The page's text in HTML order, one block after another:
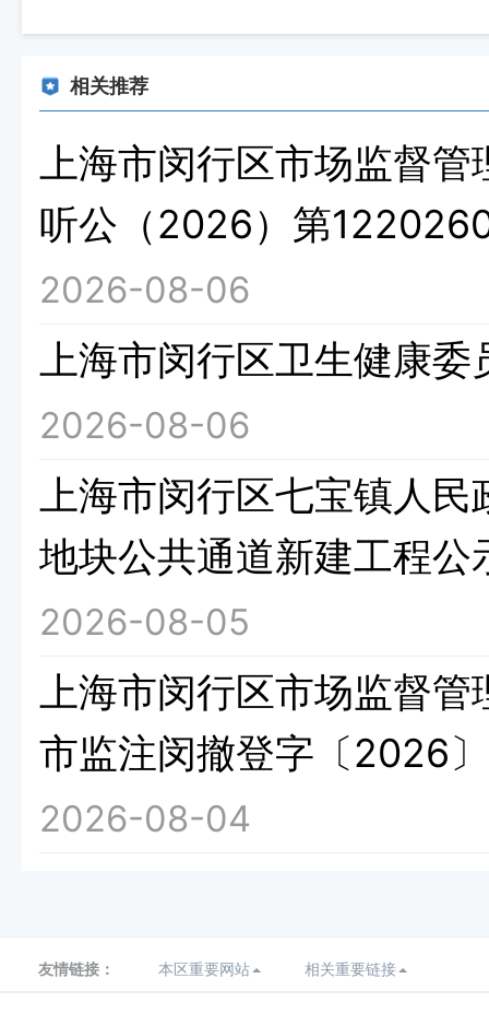
相关推荐
上海市闵行区市场监督
听公（2026）第
2026-08-06
上海市闵行区卫生健康
2026-08-06
上海市闵行区七宝镇人民
地块公共通道新建工程公
2026-08-05
上海市闵行区市场监督
市监注闵撤登字〔2026
2026-08-04
友情链接： 本区重要网站 相关重要链接